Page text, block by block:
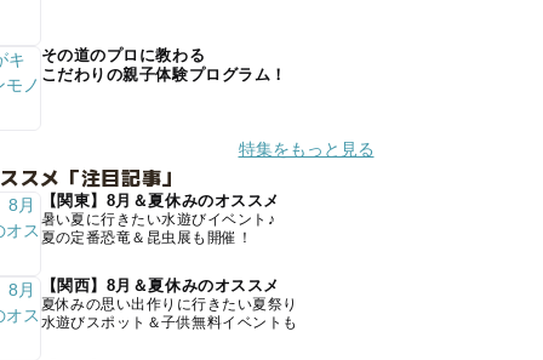
その道のプロに教わる
こだわりの親子体験プログラム！
特集をもっと見る
スメ「注目記事」
【関東】8月＆夏休みのオススメ
暑い夏に行きたい水遊びイベント♪
夏の定番恐竜＆昆虫展も開催！
【関西】8月＆夏休みのオススメ
夏休みの思い出作りに行きたい夏祭り
水遊びスポット＆子供無料イベントも